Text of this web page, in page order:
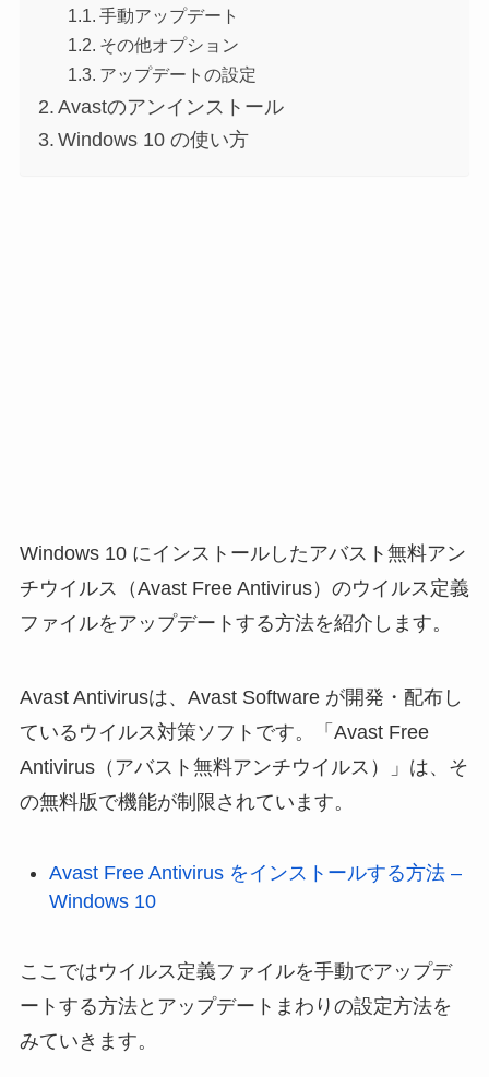
手動アップデート
その他オプション
アップデートの設定
Avastのアンインストール
Windows 10 の使い方
Windows 10 にインストールしたアバスト無料アン
チウイルス（Avast Free Antivirus）のウイルス定義
ファイルをアップデートする方法を紹介します。
Avast Antivirusは、Avast Software が開発・配布し
ているウイルス対策ソフトです。「Avast Free
Antivirus（アバスト無料アンチウイルス）」は、そ
の無料版で機能が制限されています。
Avast Free Antivirus をインストールする方法 –
Windows 10
ここではウイルス定義ファイルを手動でアップデ
ートする方法とアップデートまわりの設定方法を
みていきます。